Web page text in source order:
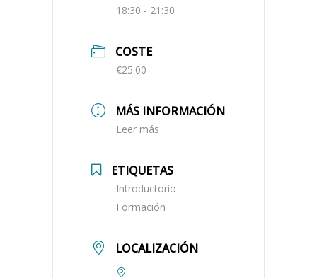
18:30 - 21:30
COSTE
€25.00
MÁS INFORMACIÓN
Leer más
ETIQUETAS
Introductorio
Formación
LOCALIZACIÓN